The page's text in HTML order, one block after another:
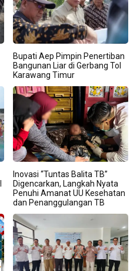
Bupati Aep Pimpin Penertiban
Bangunan Liar di Gerbang Tol
Karawang Timur
Inovasi “Tuntas Balita TB”
Digencarkan, Langkah Nyata
Penuhi Amanat UU Kesehatan
dan Penanggulangan TB